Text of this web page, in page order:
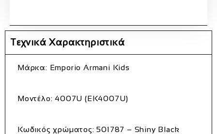
Τεχνικά Χαρακτηριστικά
Μάρκα: Emporio Armani Kids
Μοντέλο: 4007U (EK4007U)
Κωδικός χρώματος: 501787 – Shiny Black